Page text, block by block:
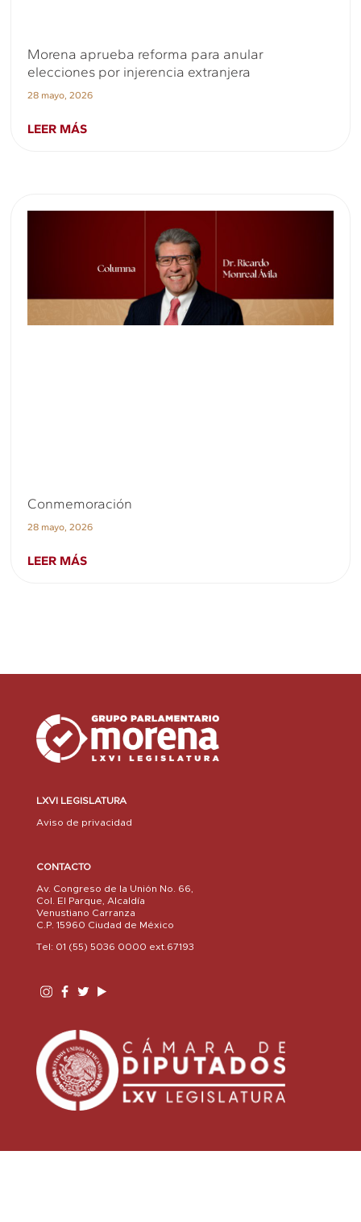
Morena aprueba reforma para anular
elecciones por injerencia extranjera
28 mayo, 2026
LEER MÁS
Conmemoración
28 mayo, 2026
LEER MÁS
LXVI LEGISLATURA
Aviso de privacidad
CONTACTO
Av. Congreso de la Unión No. 66,
Col. El Parque, Alcaldía
Venustiano Carranza
C.P. 15960 Ciudad de México
Tel: 01 (55) 5036 0000 ext.67193